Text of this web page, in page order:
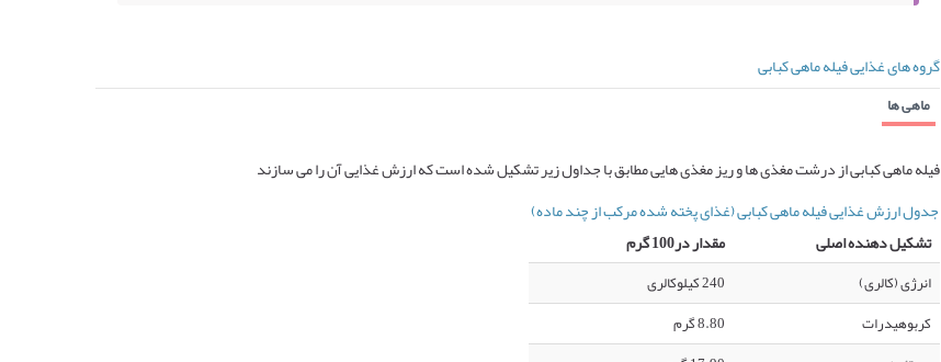
گروه های غذایی فیله ماهی کبابی
ماهی ها
فیله ماهی کبابی از درشت مغذی ها و ریز مغذی هایی مطابق با جداول زیر تشکیل شده است که ارزش غذایی آن را می سازند
جدول ارزش غذایی فیله ماهی کبابی (غذای پخته شده مرکب از چند ماده)
تشکیل دهنده اصلی
مقدار در100 گرم
انرژی (کالری)
240 کیلوکالری
کربوهیدرات
8.80 گرم